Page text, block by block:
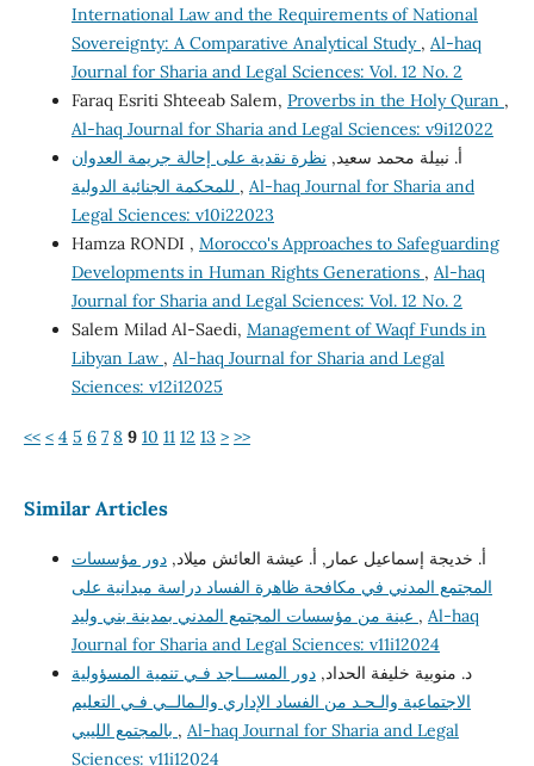
International Law and the Requirements of National
Sovereignty: A Comparative Analytical Study , Al-haq
Journal for Sharia and Legal Sciences: Vol. 12 No. 2
Faraq Esriti Shteeab Salem, Proverbs in the Holy Quran ,
Al-haq Journal for Sharia and Legal Sciences: v9i12022
أ. نبيلة محمد سعيد, نظرة نقدية على إحالة جريمة العدوان
, Al-haq Journal for Sharia and
Legal Sciences: v10i22023
Hamza RONDI , Morocco's Approaches to Safeguarding
Developments in Human Rights Generations , Al-haq
Journal for Sharia and Legal Sciences: Vol. 12 No. 2
Salem Milad Al-Saedi, Management of Waqf Funds in
Libyan Law , Al-haq Journal for Sharia and Legal
Sciences: v12i12025
<< < 4 5 6 7 8 9 10 11 12 13 > >>
Similar Articles
أ. خديجة إسماعيل عمار, أ. عيشة العائش ميلاد,دور مؤسسات
المجتمع المدني في مكافحة ظاهرة الفساد دراسة ميدانية على
, Al-haq
Journal for Sharia and Legal Sciences: v11i12024
د. منوبية خليفة الحداد,دور المســـاجد فـي تنمية المسؤولية
الاجتماعية والـحـد من الفساد الإداري والـمالــي فـي التعليم
, Al-haq Journal for Sharia and Legal
Sciences: v11i12024